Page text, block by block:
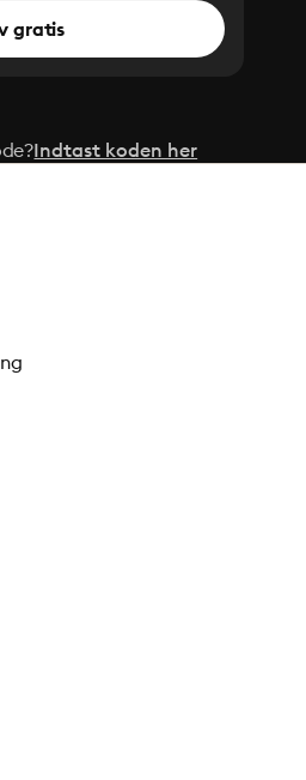
gratis
Indtast koden her